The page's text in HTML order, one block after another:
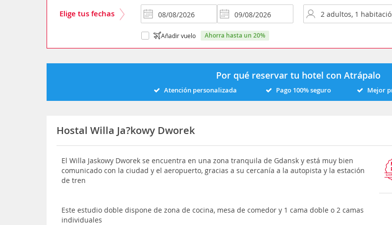
Elige tus fechas
Añadir vuelo ahorra hasta un 20%
Por qué reservar tu hotel con Atrápalo
Atención personalizada Pago 100% seguro Mejor
Hostal Willa Ja?kowy Dworek
El Willa Jaskowy Dworek se encuentra en una zona tranquila de Gdansk y está muy bien
comunicado con la ciudad y el aeropuerto, gracias a su cercanía a la autopista y la estación
de tren
Este estudio doble dispone de zona de cocina, mesa de comedor y 1 cama doble o 2 camas
individuales